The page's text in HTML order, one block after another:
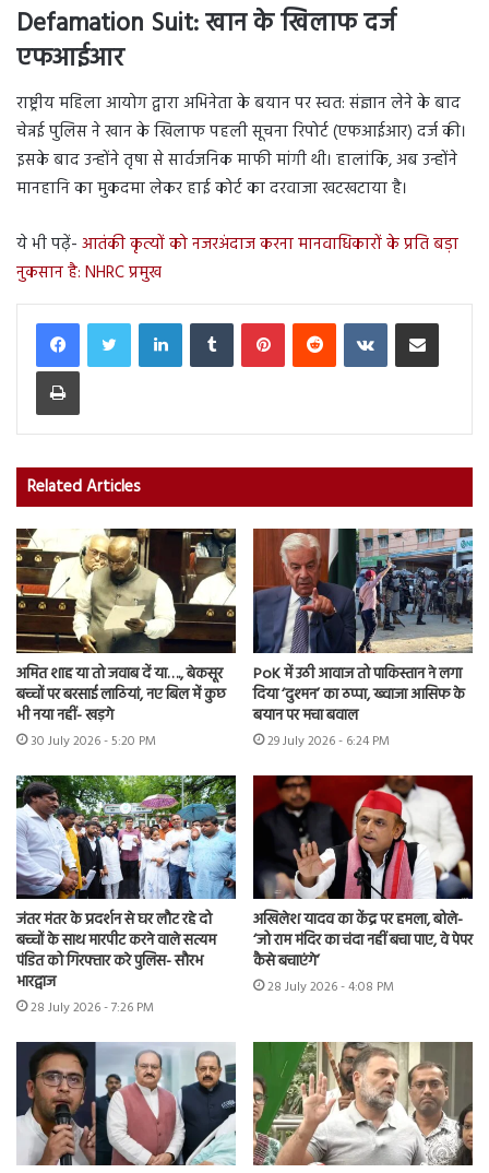
Defamation Suit:खान के खिलाफ दर्ज
एफआईआर
राष्ट्रीय महिला आयोग द्वारा अभिनेता के बयान पर स्वत: संज्ञान लेने के बाद
चेन्नई पुलिस ने खान के खिलाफ पहली सूचना रिपोर्ट (एफआईआर) दर्ज की।
इसके बाद उन्होंने तृषा से सार्वजनिक माफी मांगी थी। हालांकि, अब उन्होंने
मानहानि का मुकदमा लेकर हाई कोर्ट का दरवाजा खटखटाया है।
ये भी पढ़ें- आतंकी कृत्यों को नजरअंदाज करना मानवाधिकारों के प्रति बड़ा
नुकसान है: NHRC प्रमुख
LinkedInTumblr PinterestReddit VKontakteShare via Email
Print
Related Articles
अमित शाह या तो जवाब दें या…., बेकसूर
बच्चों पर बरसाई लाठियां, नए बिल में कुछ
भी नया नहीं- खड़गे
30 July 2026 - 5:20 PM
PoK में उठी आवाज तो पाकिस्तान ने लगा
दिया ‘दुश्मन’ का ठप्पा, ख्वाजा आसिफ के
बयान पर मचा बवाल
29 July 2026 - 6:24 PM
जंतर मंतर के प्रदर्शन से घर लौट रहे दो
बच्चों के साथ मारपीट करने वाले सत्यम
पंडित को गिरफ्तार करे पुलिस- सौरभ
भारद्वाज
28 July 2026 - 7:26 PM
अखिलेश यादव का केंद्र पर हमला, बोले-
‘जो राम मंदिर का चंदा नहीं बचा पाए, वे पेपर
कैसे बचाएंगे’
28 July 2026 - 4:08 PM